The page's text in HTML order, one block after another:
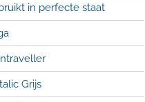
in perfecte staat
Grijs